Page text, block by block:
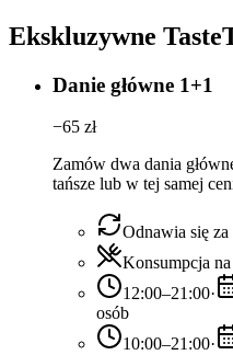
Ekskluzywne
Danie główne 1+1
−65 zł
Zamów dwa dania
tańsze lub w tej samej
Odnawia się
Konsumpcja
12:00–21:00·
osób
10:00–21:00·